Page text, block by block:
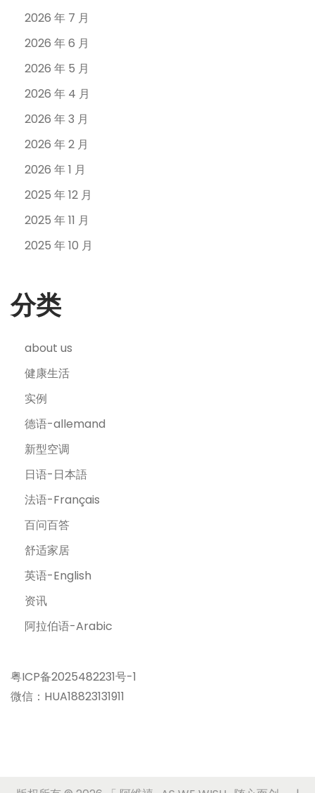
2026 年 7 月
2026 年 6 月
2026 年 5 月
2026 年 4 月
2026 年 3 月
2026 年 2 月
2026 年 1 月
2025 年 12 月
2025 年 11 月
2025 年 10 月
分类
about us
健康生活
实例
德语-allemand
新型空调
日语-日本語
法语-Français
百问百答
舒适家居
英语-English
资讯
阿拉伯语-Arabic
粤ICP备2025482231号-1
微信：HUA18823131911